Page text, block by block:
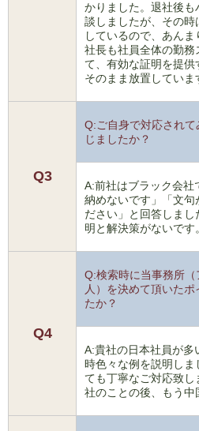
かりました。退社後
談しましたが、その
しているので、あん
社長も社員全体の勤
て、有効な証明を提供
そのまま放置していま
Q3
Q:ご自身で対応され
じましたか？
A:前社はブラック会社
納めないです」「文句
ださい」と回答しま
明と解決策がないです。
Q4
Q:検索時に当事務所
人）を決めて頂いた
たか？
A:貴社の日本社員が多
時色々な例を説明しま
ても丁寧なご対応致
社のことの後、もう中